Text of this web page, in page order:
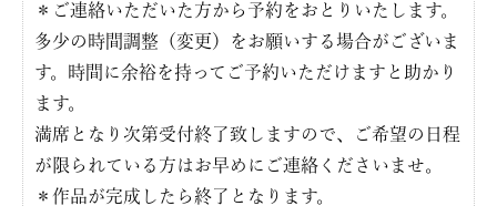
＊ご連絡いただいた方から予約をおとりいたします。
多少の時間調整（変更）をお願いする場合がございま
す。時間に余裕を持ってご予約いただけますと助かり
ます。
満席となり次第受付終了致しますので、ご希望の日程
が限られている方はお早めにご連絡くださいませ。
＊作品が完成したら終了となります。